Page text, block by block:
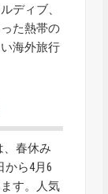
ディブ、
た熱帯の
海外旅行
、春休み
から4月6
す。人気